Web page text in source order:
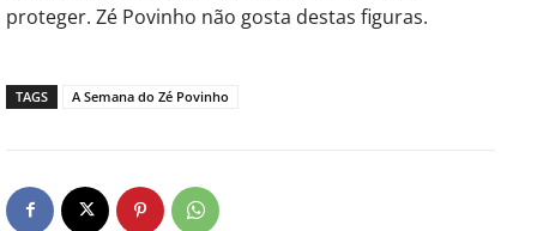
proteger. Zé Povinho não gosta destas figuras.
TAGS A Semana do Zé Povinho